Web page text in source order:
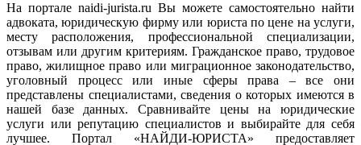
На портале naidi-jurista.ru Вы можете самостоятельно найти
адвоката, юридическую фирму или юриста по цене на услуги,
месту расположения, профессиональной специализации,
отзывам или другим критериям. Гражданское право, трудовое
право, жилищное право или миграционное законодательство,
уголовный процесс или иные сферы права – все они
представлены специалистами, сведения о которых имеются в
нашей базе данных. Сравнивайте цены на юридические
услуги или репутацию специалистов и выбирайте для себя
лучшее. Портал «НАЙДИ-ЮРИСТА» предоставляет